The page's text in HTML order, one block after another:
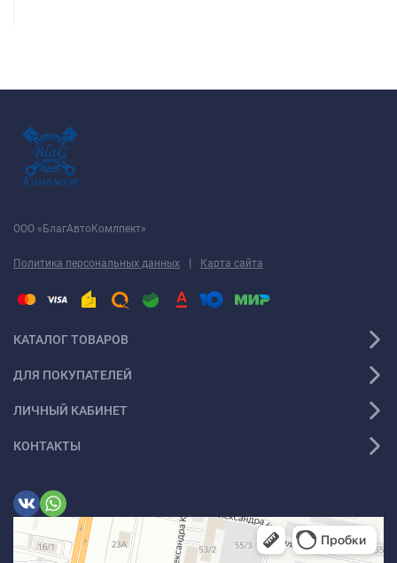
ООО «БлагАвтоКомлпект»
Политика персональных данных | Карта сайта
КАТАЛОГ ТОВАРОВ
ДЛЯ ПОКУПАТЕЛЕЙ
ЛИЧНЫЙ КАБИНЕТ
КОНТАКТЫ